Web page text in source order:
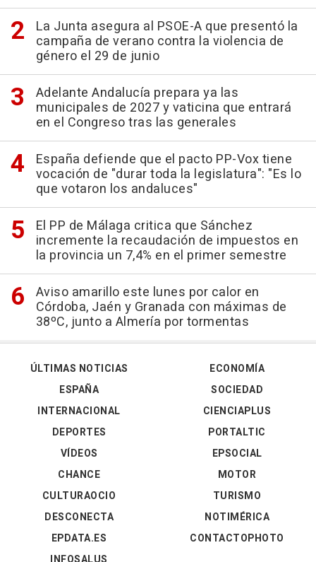
La Junta asegura al PSOE-A que presentó la
campaña de verano contra la violencia de
género el 29 de junio
Adelante Andalucía prepara ya las
municipales de 2027 y vaticina que entrará
en el Congreso tras las generales
España defiende que el pacto PP-Vox tiene
vocación de "durar toda la legislatura": "Es lo
que votaron los andaluces"
El PP de Málaga critica que Sánchez
incremente la recaudación de impuestos en
la provincia un 7,4% en el primer semestre
Aviso amarillo este lunes por calor en
Córdoba, Jaén y Granada con máximas de
38ºC, junto a Almería por tormentas
ÚLTIMAS NOTICIAS
ESPAÑA
INTERNACIONAL
DEPORTES
VÍDEOS
ECONOMÍA
SOCIEDAD
CIENCIAPLUS
PORTALTIC
EPSOCIAL
CHANCE
CULTURAOCIO
DESCONECTA
EPDATA.ES
MOTOR
TURISMO
NOTIMÉRICA
CONTACTOPHOTO